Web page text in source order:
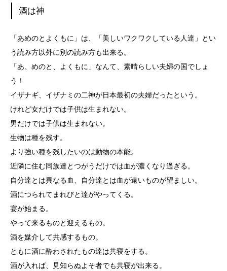
酒は神
「あめのとよくもに」は、「美しいワクワクしている人達」とい
う読み方以外に別の読み方も出来る。
「あ、めのと、よくもに」なんて、素晴らしい夫婦の国でしょ
う！
イザナギ、イザナミの二神が日本最初の夫婦だったという。
けれど女だけでは子供は生まれない。
男だけでは子供は生まれない。
生物は種を残す。
より強い種を残したいのは動物の本能。
近隣に住む同族達とつがうだけでは血が濃くなり過ぎる。
自分達とは異なる血、自分達とは血が遠いものが望ましい。
酒につられてまれびと達がやってくる。
宴が始まる。
やって来るものと迎えるもの。
酒を媒介して共感するもの。
ともに酒に酔わされたもの達は共寝をする。
酒が入れば、見知らぬよそ者でも共寝が出来る。